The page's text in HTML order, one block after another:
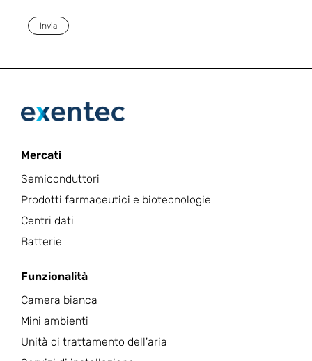
Invia
Mercati
Semiconduttori
Prodotti farmaceutici e biotecnologie
Centri dati
Batterie
Funzionalità
Camera bianca
Mini ambienti
Unità di trattamento dell'aria